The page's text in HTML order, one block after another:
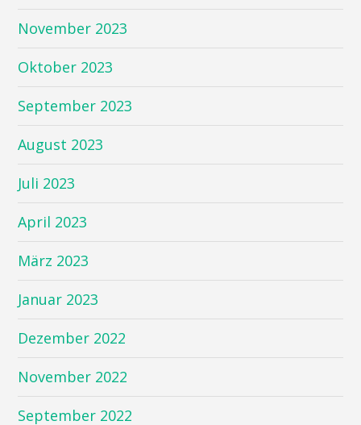
November 2023
Oktober 2023
September 2023
August 2023
Juli 2023
April 2023
März 2023
Januar 2023
Dezember 2022
November 2022
September 2022